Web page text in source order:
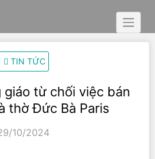
TIN TỨC
giáo từ chối việc bán
thờ Đức Bà Paris
10/2024